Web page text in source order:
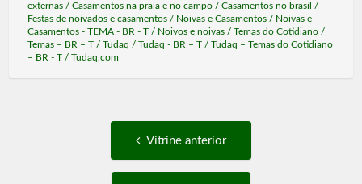
externas/ Casamentos na praia e no campo/ Casamentos no brasil /
Festas de noivados e casamentos/ Noivas e Casamentos/ Noivas e
Casamentos - TEMA - BR - T/ Noivos e noivas/ Temas do Cotidiano/
Temas – BR – T/ Tudaq / Tudaq - BR – T/ Tudaq – Temas do Cotidiano
– BR - T/ Tudaq.com
navigation
Vitrine anterior